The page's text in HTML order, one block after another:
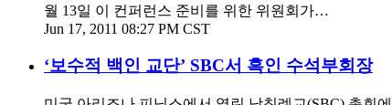
월 13일 이 컨퍼런스 준비를 위한 위원회가…
Jun 17, 2011 08:27 PM CST
‘보수적 백인 교단’ SBC서 흑인 수석부회장